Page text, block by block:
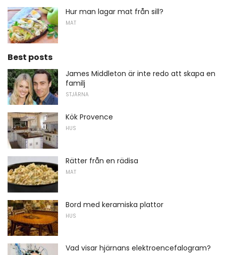
Hur man lagar mat från sill?
MAT
Best posts
James Middleton är inte redo att skapa en
familj
STJÄRNA
Kök Provence
HUS
Rätter från en rädisa
MAT
Bord med keramiska plattor
HUS
Vad visar hjärnans elektroencefalogram?